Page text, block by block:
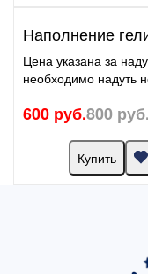
Наполнение
Цена указана за
необходимо надуть
600 руб.800
Купить